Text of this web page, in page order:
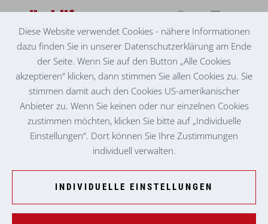
PFLEGE & BETREUUNG ZUHAUSE
LEIBNITZ
Diese Website verwendet Cookies - nähere Informationen
dazu finden Sie in unserer Datenschutzerklärung am Ende
der Seite. Wenn Sie auf den Button „Alle Cookies
akzeptieren“ klicken, dann stimmen Sie allen Cookies zu. Sie
stimmen damit auch den Cookies US-amerikanischer
Anbieter zu. Wenn Sie keinen oder nur einzelnen Cookies
zustimmen möchten, klicken Sie bitte auf „Individuelle
Einstellungen“. Dort können Sie Ihre Zustimmungen
individuell verwalten.
INDIVIDUELLE EINSTELLUNGEN